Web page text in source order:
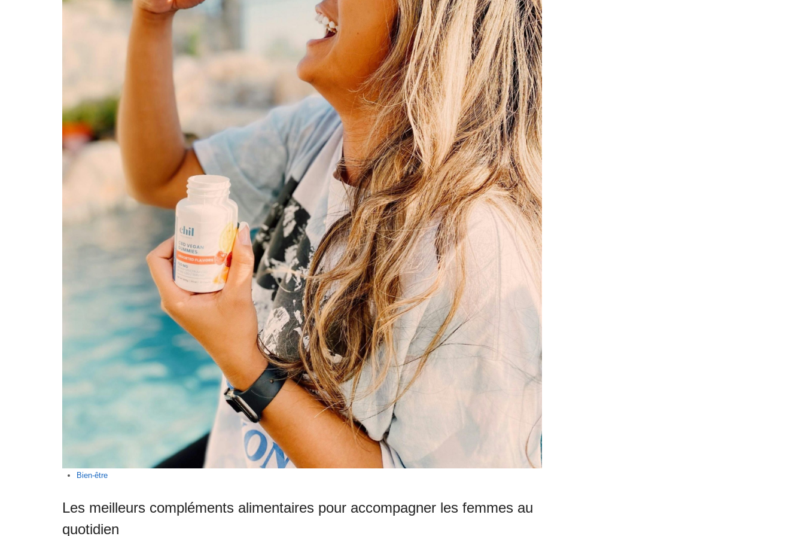
Bien-être
Les meilleurs compléments alimentaires pour accompagner les femmes au
quotidien